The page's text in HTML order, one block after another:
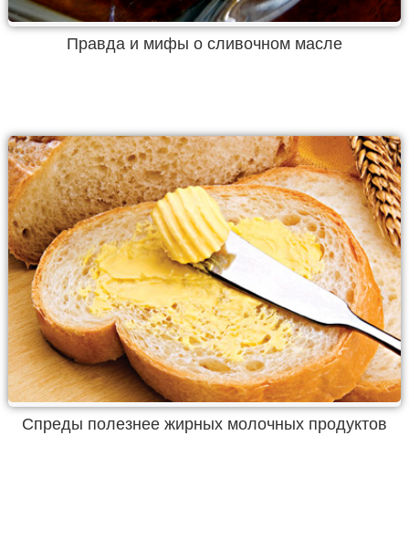
Правда и мифы о сливочном масле
Спреды полезнее жирных молочных продуктов